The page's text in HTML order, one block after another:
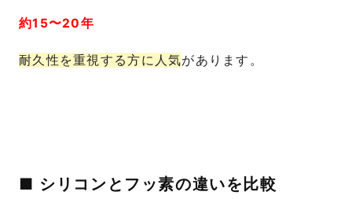
約15〜20年
耐久性を重視する方に人気があります。
■ シリコンとフッ素の違いを比較